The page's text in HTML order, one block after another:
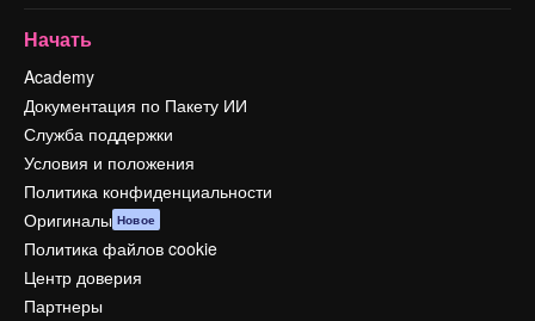
Начать
Academy
Документация по Пакету ИИ
Служба поддержки
Условия и положения
Политика конфиденциальности
Оригиналы Новое
Политика файлов cookie
Центр доверия
Партнеры